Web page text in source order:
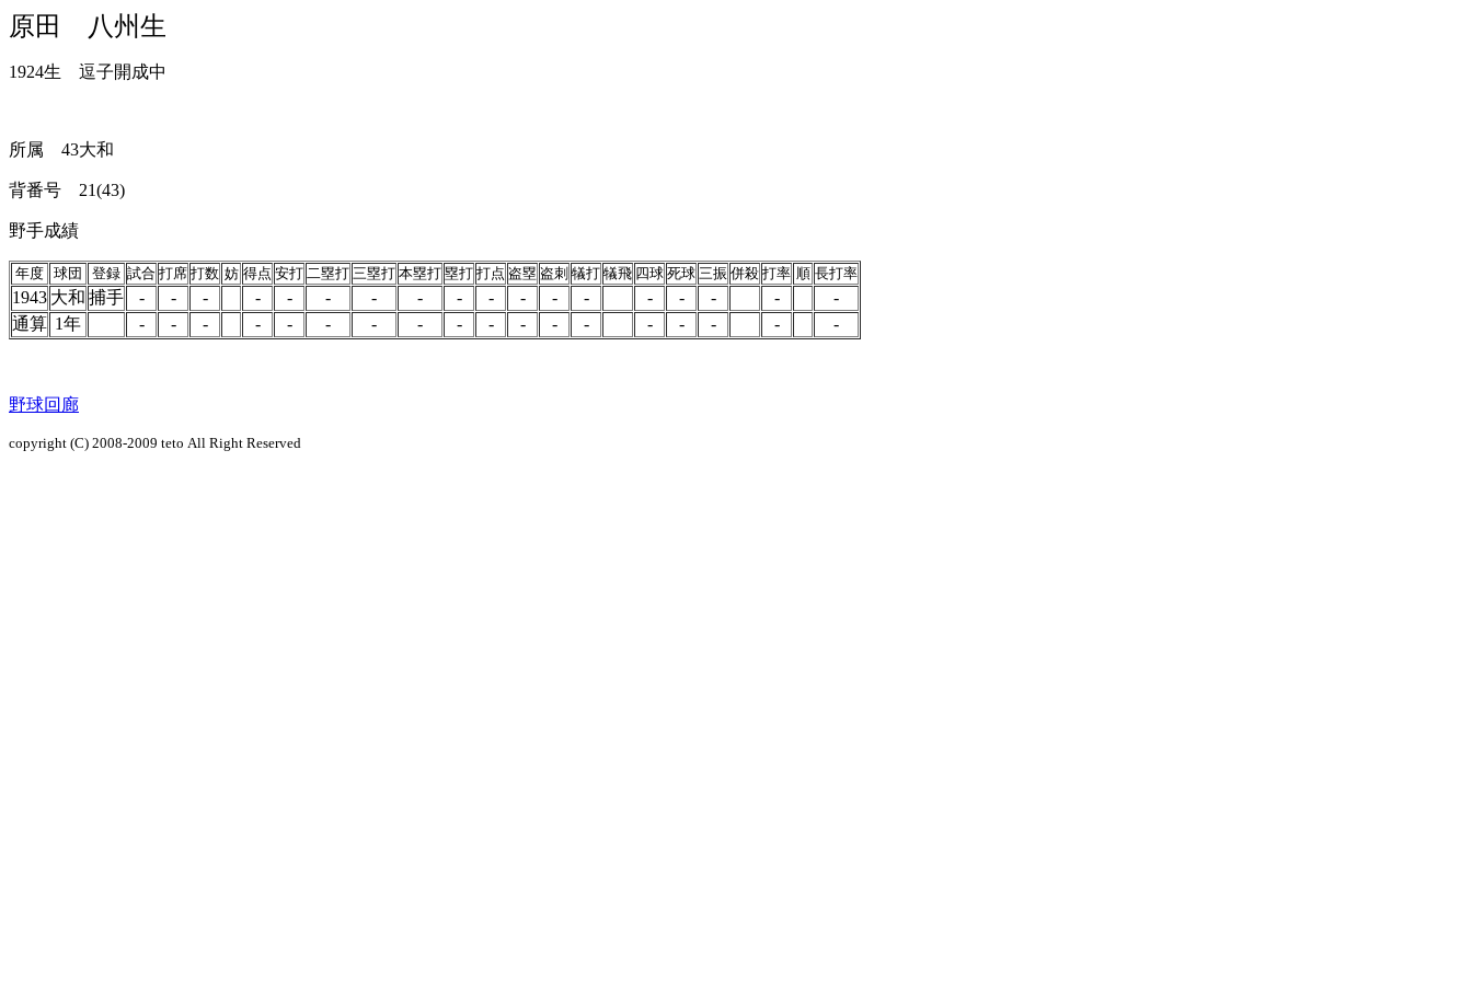
原田 八州生
1924生 逗子開成中
所属 43大和
背番号 21(43)
野手成績
年度 球団 登録 試合 打席 打数 妨 得点 安打 二塁打 三塁打 本塁打 塁打 打点 盗塁 盗刺 犠打 犠飛 四球 死球 三振 併殺 打率 順 長打率
1943 大和 捕手 - - - - - - - - - - - - - - - - -
-
通算 1年 - - - - - - - - - - - - - - - - - -
野球回廊
copyright (C) 2008-2009 teto All Right Reserved